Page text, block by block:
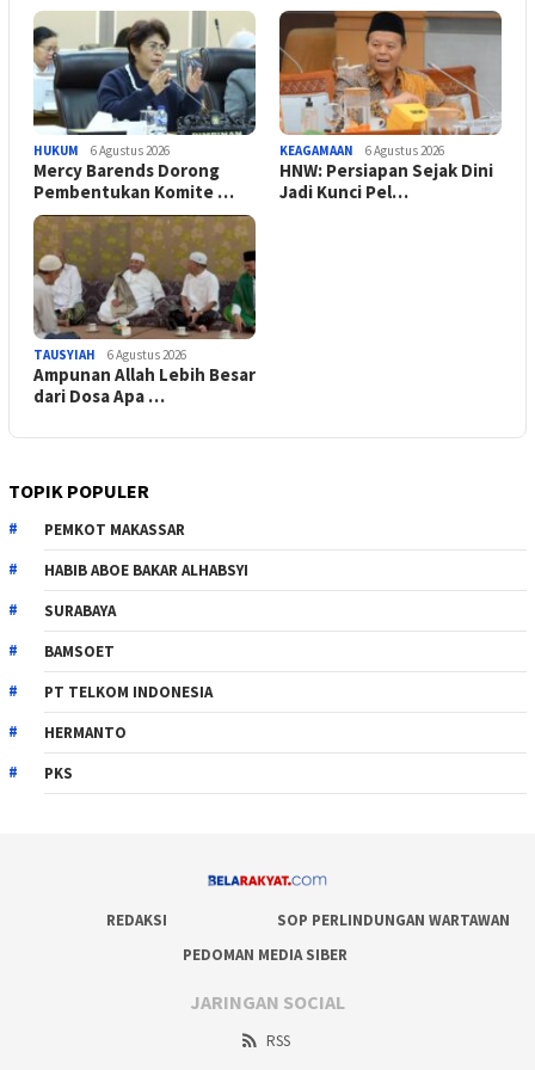
HUKUM 6 Agustus 2026
Mercy Barends Dorong
Pembentukan Komite …
KEAGAMAAN 6 Agustus 2026
HNW: Persiapan Sejak Dini
Jadi Kunci Pel…
TAUSYIAH 6 Agustus 2026
Ampunan Allah Lebih Besar
dari Dosa Apa …
TOPIK POPULER
PEMKOT MAKASSAR
HABIB ABOE BAKAR ALHABSYI
SURABAYA
BAMSOET
PT TELKOM INDONESIA
HERMANTO
PKS
REDAKSI
SOP PERLINDUNGAN WARTAWAN
PEDOMAN MEDIA SIBER
JARINGAN SOCIAL
RSS